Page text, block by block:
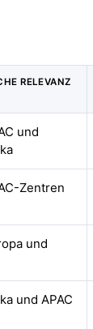
RELEVANZ
und
Zentren
und
und APAC